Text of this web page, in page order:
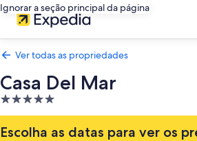
Ignorar a seção principal da página
Ver todas as propriedades
Casa Del Mar
Propriedade
5.0
estrelas
Escolha as datas para ver os